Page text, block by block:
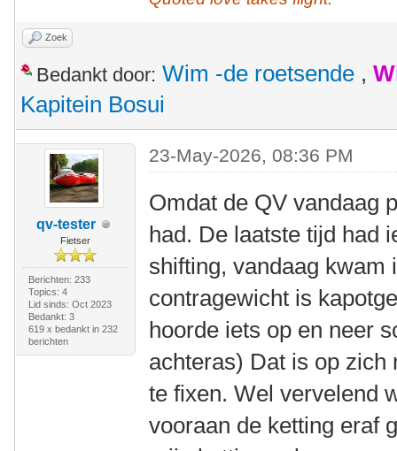
Zoek
Bedankt door: Wim -de roetsende ,
Kapitein Bosui
qv-tester
Fietser
Berichten: 233
Topics: 4
Lid sinds: Oct 2023
Bedankt: 3
619 x bedankt in 232
berichten
23-May-2026, 08:36 PM
Omdat de QV vandaag
had. De laatste tijd had
shifting, vandaag kwam
contragewicht is
hoorde iets op en neer
achteras) Dat is op zich
te fixen. Wel vervelend
vooraan de ketting eraf